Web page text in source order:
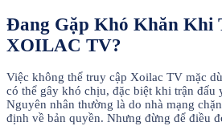
Đang Gặp Khó Khăn Khi
XOILAC TV?
Việc không thể truy cập Xoilac TV mặc
có thể gây khó chịu, đặc biệt khi trận đấu
Nguyên nhân thường là do nhà mạng
định về bản quyền. Nhưng đừng để điều